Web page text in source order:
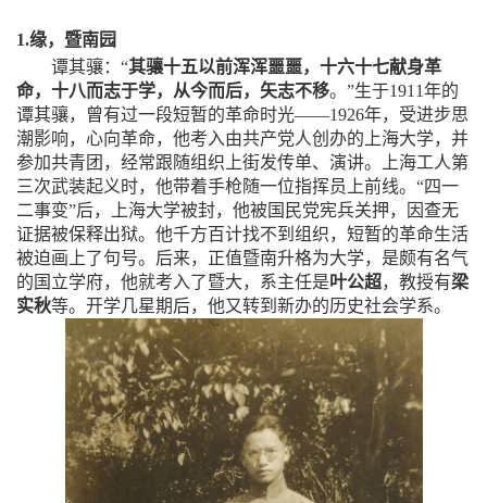
1.缘，暨南园
谭其骧：“其骧十五以前浑浑噩噩，十六十七献身革
命，十八而志于学，从今而后，矢志不移。”生于1911年的
谭其骧，曾有过一段短暂的革命时光——1926年，受进步思
潮影响，心向革命，他考入由共产党人创办的上海大学，并
参加共青团，经常跟随组织上街发传单、演讲。上海工人第
三次武装起义时，他带着手枪随一位指挥员上前线。“四一
二事变”后，上海大学被封，他被国民党宪兵关押，因查无
证据被保释出狱。他千方百计找不到组织，短暂的革命生活
被迫画上了句号。后来，正值暨南升格为大学，是颇有名气
的国立学府，他就考入了暨大，系主任是叶公超，教授有梁
实秋等。开学几星期后，他又转到新办的历史社会学系。